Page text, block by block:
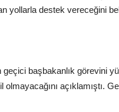
yollarla destek vereceğini
başbakanlık görevini
açıklamıştı.